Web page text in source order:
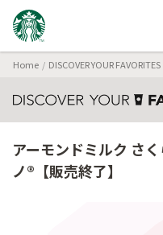
Home DISCOVER YOUR FAVORITES
アーモンドミルク さ
ノ®【販売終了】